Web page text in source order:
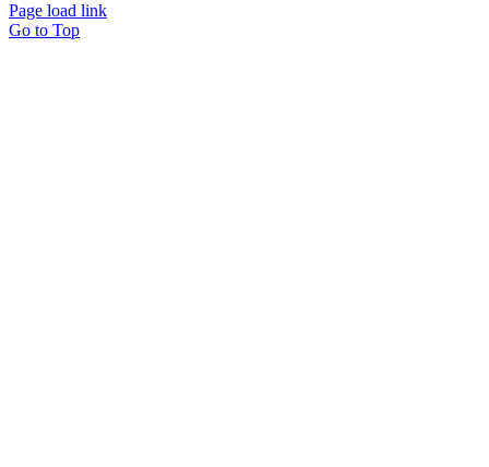
Page load link
Go to Top